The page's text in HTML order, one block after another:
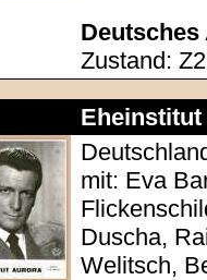
Deutsches
Zustand: Z2
mit: Eva
Duscha,
Welitsch,